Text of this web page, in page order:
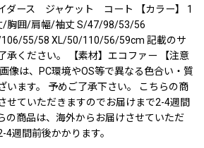
ダース ジャケット コート 【カラー】 1
/胸囲/肩幅/袖丈 S/47/98/53/56
55/58 XL/50/110/56/59cm 記載のサ
承ください。 【素材】エコファー 【注意
像は、PC環境やOS等で異なる色合い・質
います。 予めご了承下さい。 こちらの商
せていただきますのでお届けまで2-4週間
の商品は、海外からお届けさせていただ
週間前後かかります。